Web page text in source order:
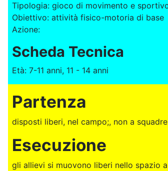
Tipologia: gioco di movimento e
Obiettivo: attività fisico-motoria di base
Azione:
Scheda Tecnica
Età: 7-11 anni, 11 - 14 anni
Partenza
disposti liberi, nel campo;, non a
Esecuzione
gli allievi si muovono liberi nello spazio